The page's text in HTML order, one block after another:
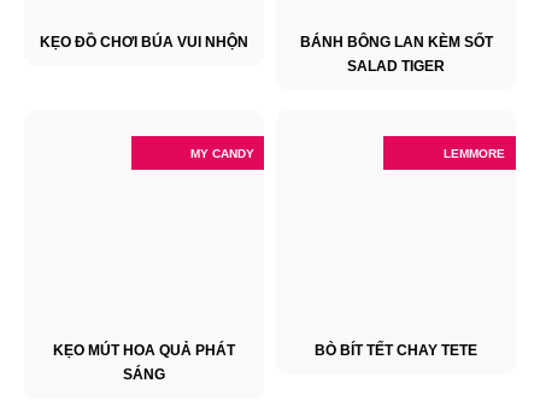
KẸO ĐỒ CHƠI BÚA VUI NHỘN
BÁNH BÔNG LAN KÈM SỐT
SALAD TIGER
MY CANDY
KẸO MÚT HOA QUẢ PHÁT
SÁNG
LEMMORE
BÒ BÍT TẾT CHAY TETE